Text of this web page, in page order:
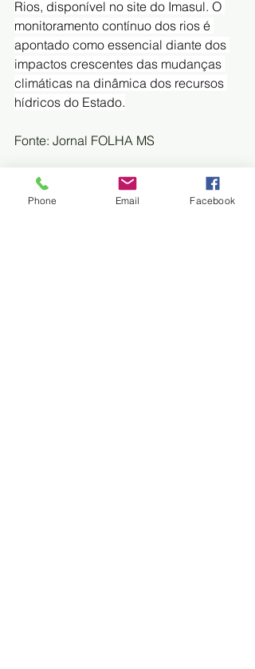
Rios, disponível no site do Imasul. O
monitoramento contínuo dos rios é
apontado como essencial diante dos
impactos crescentes das mudanças
climáticas na dinâmica dos recursos
hídricos do Estado.
Fonte: Jornal FOLHA MS
Phone Email Facebook